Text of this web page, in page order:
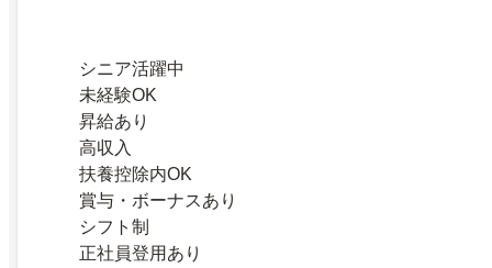
シニア活躍中
未経験OK
昇給あり
高収入
扶養控除内OK
賞与・ボーナスあり
シフト制
正社員登用あり